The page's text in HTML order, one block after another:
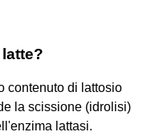
contenuto di lattosio
la scissione (idrolisi)
lattasi.